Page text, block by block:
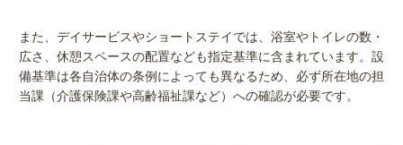
また、デイサービスやショートステイでは、浴室やトイレの数・
広さ、休憩スペースの配置なども指定基準に含まれています。設
備基準は各自治体の条例によっても異なるため、必ず所在地の担
当課（介護保険課や高齢福祉課など）への確認が必要です。